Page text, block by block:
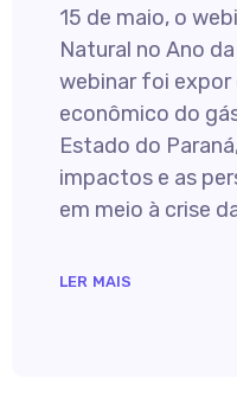
15 de maio, o
Natural no Ano
webinar foi expor
econômico do
Estado do
impactos e as
em meio à crise
LER MAIS